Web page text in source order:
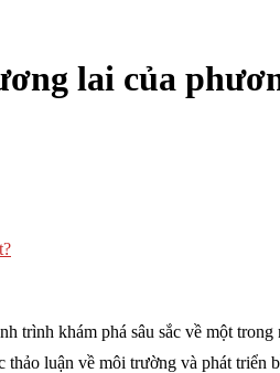
lai của
trình khám phá sâu sắc về một
luận về môi trường và phát triển